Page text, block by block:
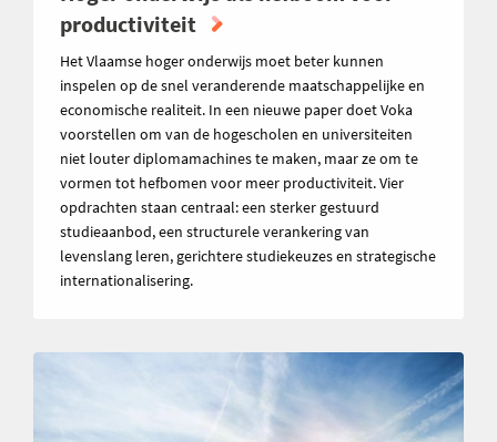
productiviteit
Het Vlaamse hoger onderwijs moet beter kunnen
inspelen op de snel veranderende maatschappelijke en
economische realiteit. In een nieuwe paper doet Voka
voorstellen om van de hogescholen en universiteiten
niet louter diplomamachines te maken, maar ze om te
vormen tot hefbomen voor meer productiviteit. Vier
opdrachten staan centraal: een sterker gestuurd
studieaanbod, een structurele verankering van
levenslang leren, gerichtere studiekeuzes en strategische
internationalisering.